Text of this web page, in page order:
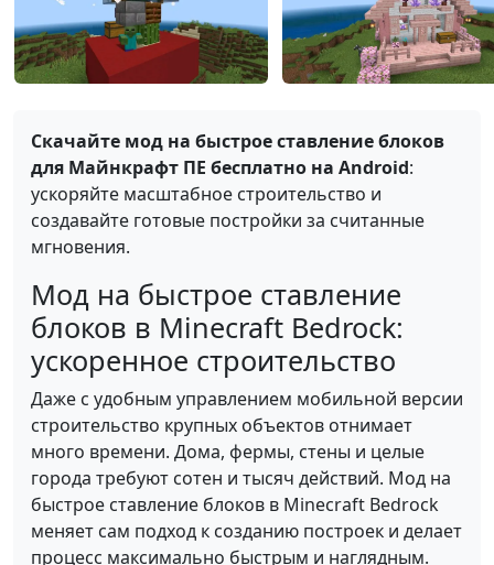
Скачайте мод на быстрое ставление блоков
для Майнкрафт ПЕ бесплатно на Android:
ускоряйте масштабное строительство и
создавайте готовые постройки за считанные
мгновения.
Мод на быстрое ставление
блоков в Minecraft Bedrock:
ускоренное строительство
Даже с удобным управлением мобильной версии
строительство крупных объектов отнимает
много времени. Дома, фермы, стены и целые
города требуют сотен и тысяч действий. Мод на
быстрое ставление блоков в Minecraft Bedrock
меняет сам подход к созданию построек и делает
процесс максимально быстрым и наглядным.